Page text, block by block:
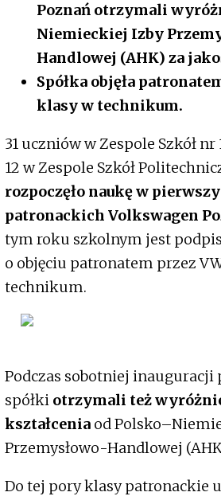
Poznań otrzymali
Niemieckiej Izby
Handlowej (AHK) za
Spółka objęła
klasy w technikum.
31 uczniów w Zespole Szkół nr
12 w Zespole Szkół
rozpoczęło naukę w
patronackich Volkswagen
tym roku szkolnym jest
o objęciu patronatem przez
technikum.
Podczas sobotniej inauguracji
spółki otrzymali też
kształcenia od
Przemysłowo-Handlowej
Do tej pory klasy patronackie